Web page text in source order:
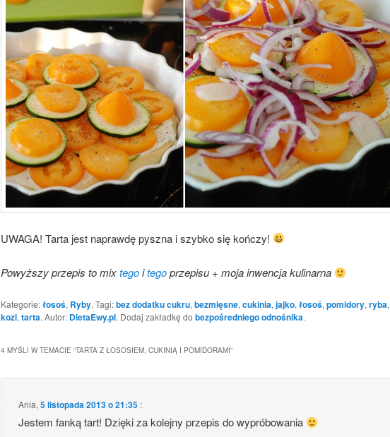
UWAGA! Tarta jest naprawdę pyszna i szybko się kończy!
Powyższy przepis to mixtegoitegoprzepisu + moja inwencja kulinarna
Kategorie:łosoś, Ryby. Tagi:bez dodatku cukru,bezmięsne,cukinia,jajko,łosoś,pomidory,ryba,
kozi,tarta. Autor: DietaEwy.pl. Dodaj zakładkę do bezpośredniego odnośnika.
4 MYŚLI W TEMACIE “TARTA Z ŁOSOSIEM, CUKINIĄ I POMIDORAMI”
Ania,5 listopada 2013 o 21:35 :
Jestem fanką tart! Dzięki za kolejny przepis do wypróbowania